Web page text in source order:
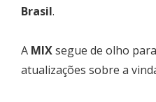
Brasil.
A MIXsegue de olho
atualizações sobre a